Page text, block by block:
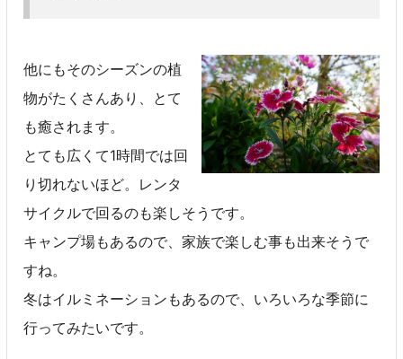
他にもそのシーズンの植
物がたくさんあり、とて
も癒されます。
とても広くて1時間では回
り切れないほど。レンタ
サイクルで回るのも楽しそうです。
キャンプ場もあるので、家族で楽しむ事も出来そうで
すね。
冬はイルミネーションもあるので、いろいろな季節に
行ってみたいです。